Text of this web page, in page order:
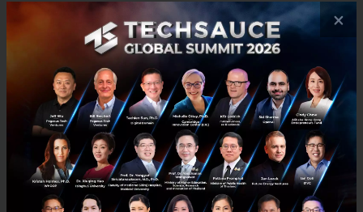
(Service Provider) ทุกกลุ่มได้นำเทคโนโลยีหรือนวัตกรรม มาร่วมประลอง
แข่งขัน เพื่อเฟ้นหาสุดยอดนวัตกรรม หรือ โซลู...
| ByTechsauce Team
ETDA hackathon etda-sandbox hackathon-finding-the-best-enabler
×